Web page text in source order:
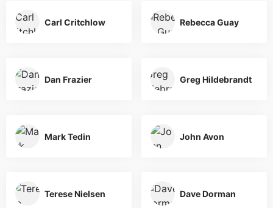
Carl Critchlow Rebecca Guay
Dan Frazier Greg Hildebrandt
Mark Tedin John Avon
Terese Nielsen Dave Dorman